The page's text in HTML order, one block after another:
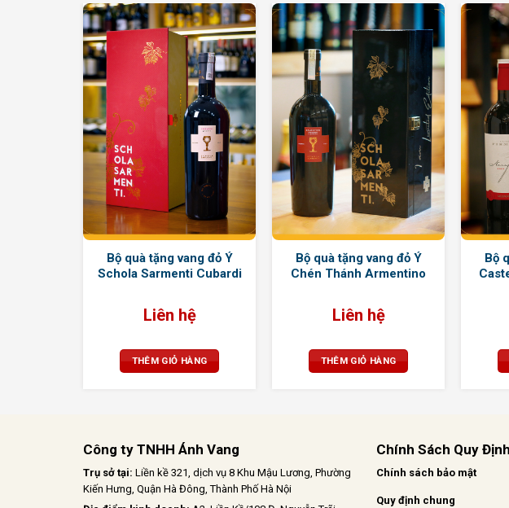
Bộ quà tặng vang đỏ Ý
Schola Sarmenti Cubardi
Liên hệ
THÊM GIỎ HÀNG
Bộ quà tặng vang đỏ Ý
Chén Thánh Armentino
Liên hệ
THÊM GIỎ HÀNG
Bộ
Công ty TNHH Ánh Vang
Trụ sở tại: Liền kề 321, dịch vụ 8 Khu Mậu Lương, Phường
Kiến Hưng, Quận Hà Đông, Thành Phố Hà Nội
Chính Sách Quy Định
Chính sách bảo mật
Quy định chung